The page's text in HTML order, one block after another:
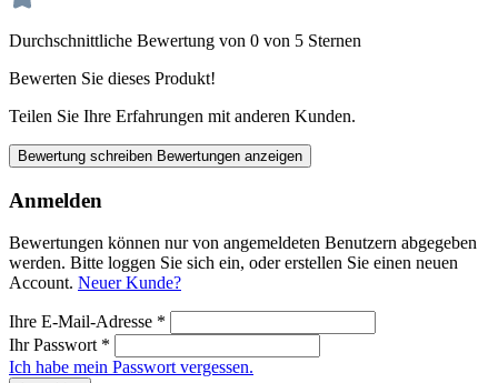
Durchschnittliche Bewertung von 0 von 5 Sternen
Bewerten Sie dieses Produkt!
Teilen Sie Ihre Erfahrungen mit anderen Kunden.
Bewertung schreiben Bewertungen anzeigen
Anmelden
Bewertungen können nur von angemeldeten Benutzern abgegeben
werden. Bitte loggen Sie sich ein, oder erstellen Sie einen neuen
Account. Neuer Kunde?
Ihre E-Mail-Adresse *
Ihr Passwort *
Ich habe mein Passwort vergessen.